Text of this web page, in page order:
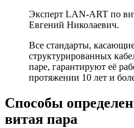
Эксперт LAN-ART по
Евгений Николаевич.
Все стандарты,
структурированных
паре, гарантируют её
протяжении 10 лет и
Способы
витая пара